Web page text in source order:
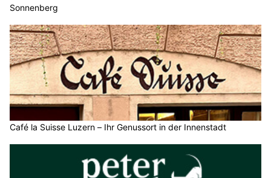
Sonnenberg
Café la Suisse Luzern – Ihr Genussort in der Innenstadt